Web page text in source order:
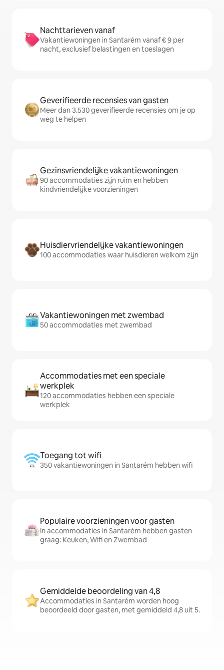
Nachttarieven vanaf
Vakantiewoningen in Santarém vanaf € 9 per
nacht, exclusief belastingen en toeslagen
Geverifieerde recensies van gasten
Meer dan 3.530 geverifieerde recensies om je op
weg te helpen
Gezinsvriendelijke vakantiewoningen
90 accommodaties zijn ruim en hebben
kindvriendelijke voorzieningen
Huisdiervriendelijke vakantiewoningen
100 accommodaties waar huisdieren welkom zijn
Vakantiewoningen met zwembad
50 accommodaties met zwembad
Accommodaties met een speciale
werkplek
120 accommodaties hebben een speciale
werkplek
Toegang tot wifi
350 vakantiewoningen in Santarém hebben wifi
Populaire voorzieningen voor gasten
In accommodaties in Santarém hebben gasten
graag: Keuken, Wifi en Zwembad
Gemiddelde beoordeling van 4,8
Accommodaties in Santarém worden hoog
beoordeeld door gasten, met gemiddeld 4,8 uit 5.